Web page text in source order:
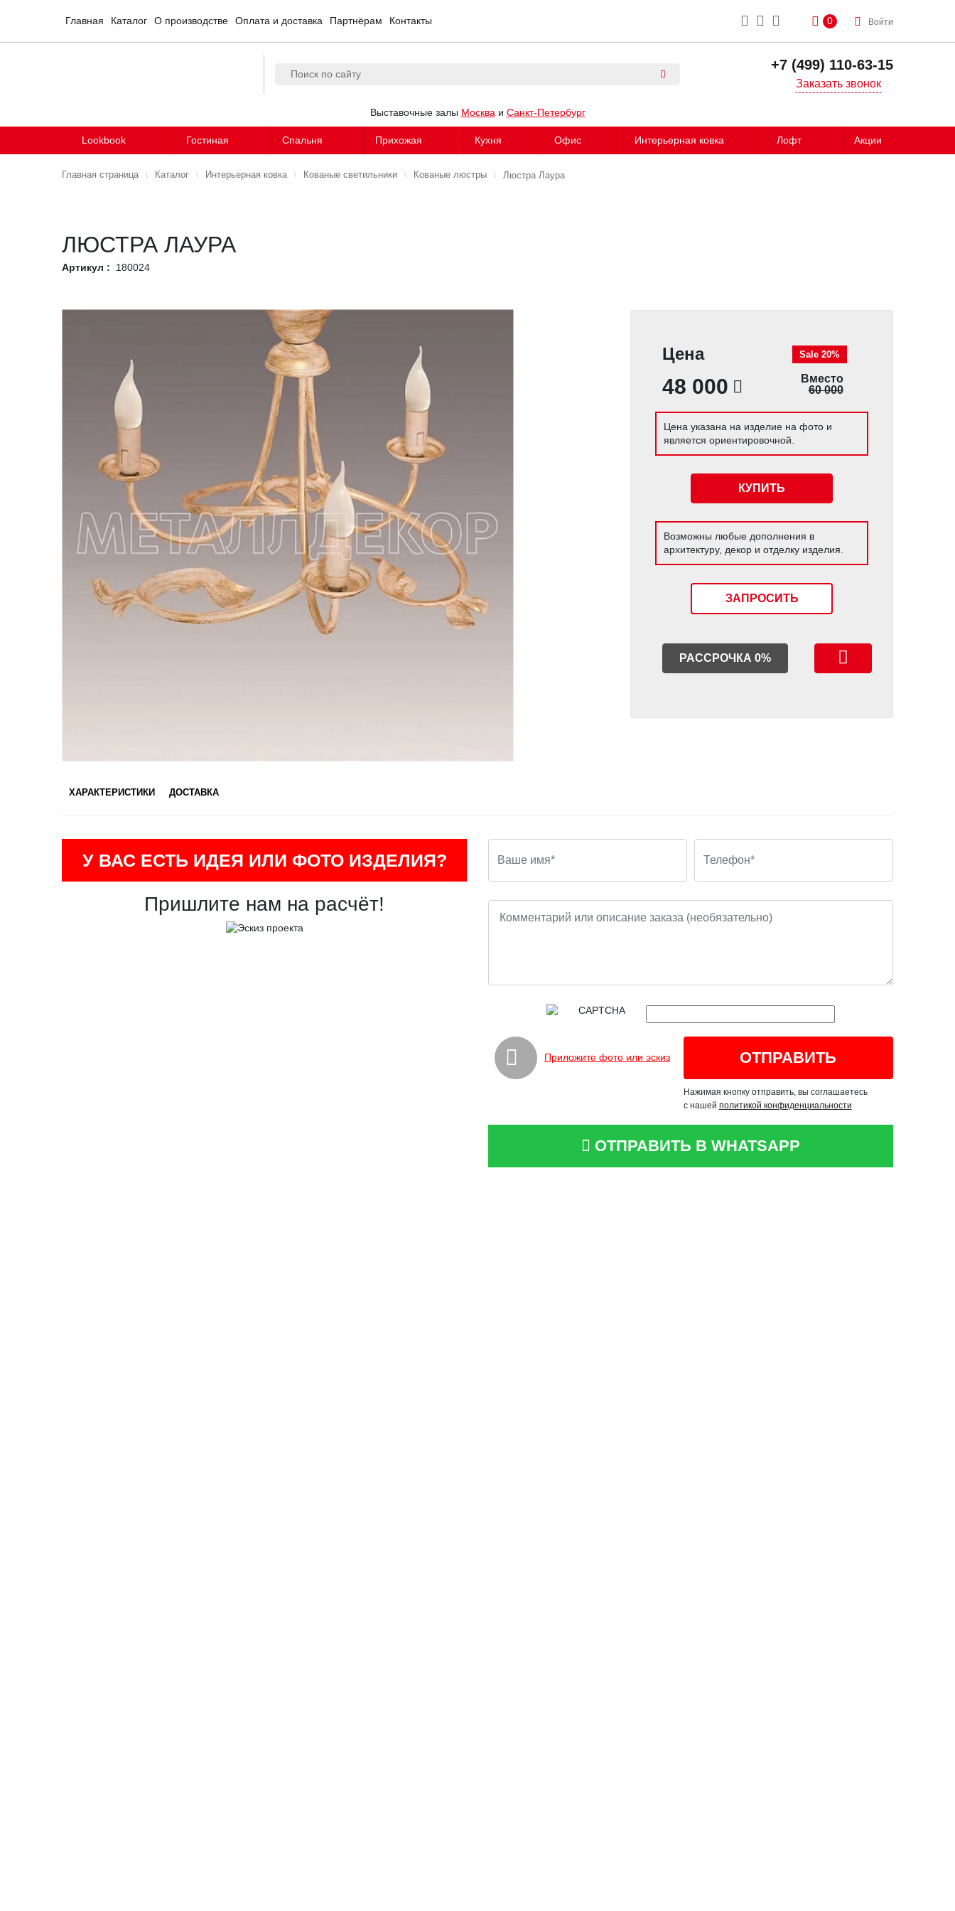
Главная Каталог О производстве Оплата и доставка Партнёрам Контакты 0 Войти
+7 (499) 110-63-15
Заказать звонок
Выставочные залы Москва и Санкт-Петербург
Lookbook Гостиная Спальня Прихожая Кухня Офис Интерьерная ковка Лофт Акции
Главная страница Каталог Интерьерная ковка Кованые светильники Кованые люстры Люстра Лаура
ЛЮСТРА ЛАУРА
Артикул : 180024
Цена
48 000
Sale 20%
Вместо
60 000
Цена указана на изделие на фото и
является ориентировочной.
КУПИТЬ
Возможны любые дополнения в
архитектуру, декор и отделку изделия.
ЗАПРОСИТЬ
РАССРОЧКА 0%
ХАРАКТЕРИСТИКИ ДОСТАВКА
У ВАС ЕСТЬ ИДЕЯ ИЛИ ФОТО ИЗДЕЛИЯ?
Пришлите нам на расчёт!
Приложите фото или эскиз
Нажимая кнопку отправить, вы соглашаетесь
с нашей политикой конфиденциальности
ОТПРАВИТЬ В WHATSAPP